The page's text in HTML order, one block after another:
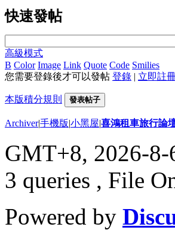
快速發帖
高級模式
B Color Image Link Quote Code Smilies
您需要登錄後才可以發帖 登錄 | 立即註
本版積分規則 發表帖子
Archiver|手機版|小黑屋|喜鴻租車旅行論
GMT+8, 2026-8-
3 queries , File
Powered by